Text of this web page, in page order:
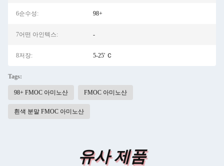
6순수성: 98+
7어떤 아인텍스: -
8저장: 5-25' Ｃ
Tags:
98+ FMOC 아미노산 FMOC 아미노산
흰색 분말 FMOC 아미노산
유사 제품